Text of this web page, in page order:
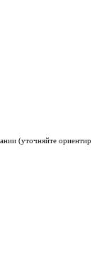
(уточняйте ориентир